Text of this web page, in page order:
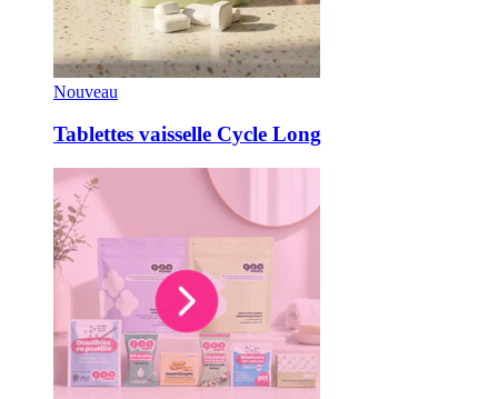
Nouveau
Tablettes vaisselle Cycle Long